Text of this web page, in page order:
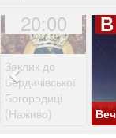
20:00
Заклик до
Бердичівської
Богородиці
(Наживо)
В